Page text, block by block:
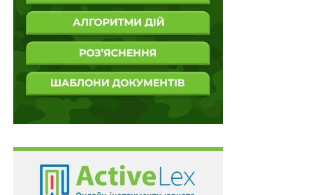
760/23459/17).
Читайте також: Послідовне вчинення таких
однорідних злочинів, як посів, вирощування і
зберігання конопель, кваліфікується за ознакою
повторності
Таким чином, суди повинні ретельно перевіряти
під сумнів версію сторони обвинувачення. У випадку,
якщо суд після такої перевірки відхиляє доводи
сторони захисту, він має навести переконливі мотиви